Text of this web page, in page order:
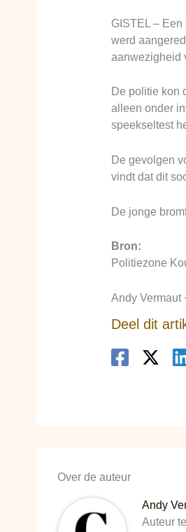
GISTEL –
werd
aanwezigheid
De politie kon
alleen onder
speekseltest
De gevolgen
vindt dat dit
De jonge
Bron:
Politiezone
Andy Vermaut
Deel dit
Over de auteur
Andy
Auteur